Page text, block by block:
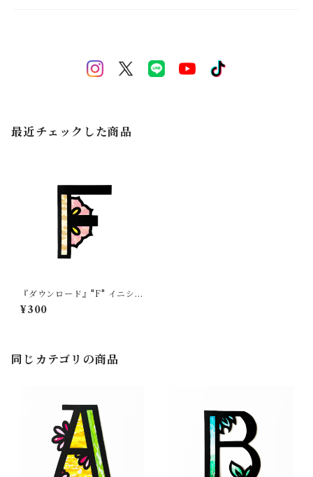
最近チェックした商品
『ダウンロード』"F" イニシャ
ル
¥300
同じカテゴリの商品